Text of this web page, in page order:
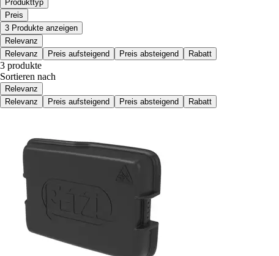
Produkttyp
Preis
3 Produkte anzeigen
Relevanz
Relevanz
Preis aufsteigend Preis absteigend Rabatt
3 produkte
Sortieren nach
Relevanz
Relevanz
Preis aufsteigend Preis absteigend Rabatt